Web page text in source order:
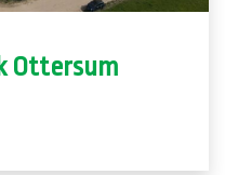
Ottersum